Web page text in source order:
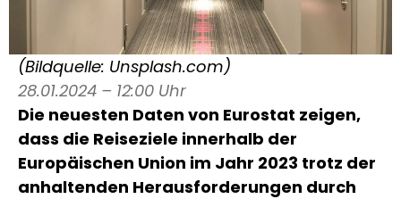
(Bildquelle: Unsplash.com)
28.01.2024 – 12:00 Uhr
Die neuesten Daten von Eurostat zeigen,
dass die Reiseziele innerhalb der
Europäischen Union im Jahr 2023 trotz der
anhaltenden Herausforderungen durch